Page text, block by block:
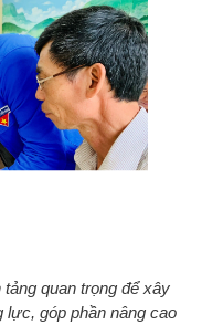
quan trọng để xây
lực, góp phần nâng cao